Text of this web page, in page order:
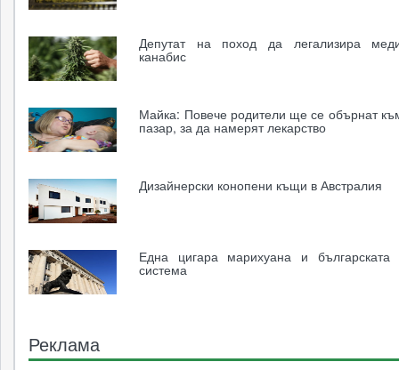
Депутат на поход да легализира
канабис
Майка: Повече родители ще се обърнат
пазар, за да намерят лекарство
Дизайнерски конопени къщи в Австралия
Една цигара марихуана и българската
система
Реклама